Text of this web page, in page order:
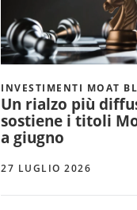
INVESTIMENTI MOAT
Un rialzo più
sostiene i titoli
a giugno
27 LUGLIO 2026